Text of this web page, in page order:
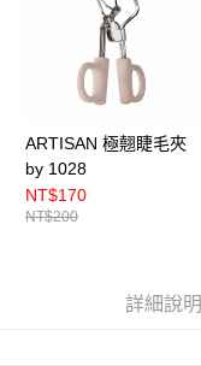
ARTISAN 極翹睫毛夾
by 1028
NT$170
NT$200
詳細說明